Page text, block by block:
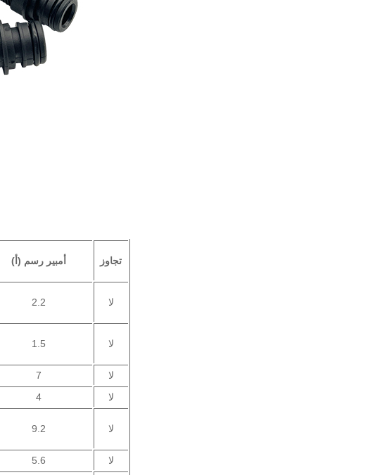
أمبير رسم (أ) تجاوز
2.2 لا
1.5 لا
7
لا
4
لا
9.2 لا
5.6
لا